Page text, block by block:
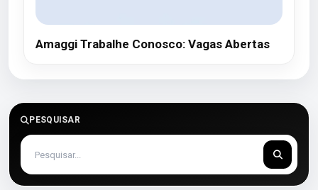
Amaggi Trabalhe Conosco: Vagas Abertas
PESQUISAR